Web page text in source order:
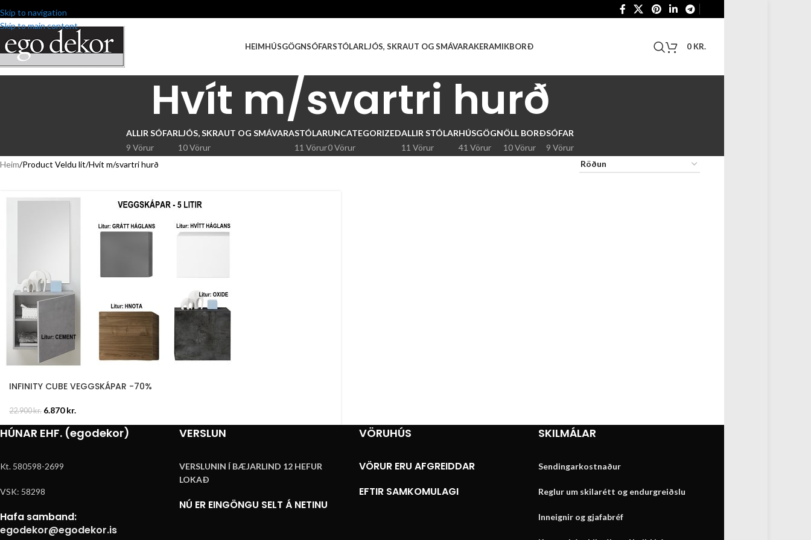
Skip to navigation
Skip to main content
HEIMHÚSGÖGNSÓFARSTÓLARLJÓS, SKRAUT OG SMÁVARAKERAMIKBORÐ 0 KR.
Hvít m/svartri hurð
ALLIR SÓFAR
9 Vörur
LJÓS, SKRAUT OG SMÁVARA
10 Vörur
STÓLAR
11 Vörur
UNCATEGORIZED
0 Vörur
ALLIR STÓLAR
11 Vörur
HÚSGÖGN
41 Vörur
ÖLL BORÐ
10 Vörur
SÓFAR
9 Vörur
Heim Product Veldu lit Hvít m/svartri hurð
INFINITY CUBE VEGGSKÁPAR -70%
22.900kr. 6.870kr.
HÚNAR EHF. (egodekor)
Kt. 580598-2699
VSK: 58298
Hafa samband:
egodekor@egodekor.is
VERSLUN
VERSLUNIN Í BÆJARLIND 12 HEFUR
LOKAÐ
NÚ ER EINGÖNGU SELT Á NETINU
VÖRUHÚS
VÖRUR ERU AFGREIDDAR
EFTIR SAMKOMULAGI
SKILMÁLAR
Sendingarkostnaður
Reglur um skilarétt og endurgreiðslu
Inneignir og gjafabréf